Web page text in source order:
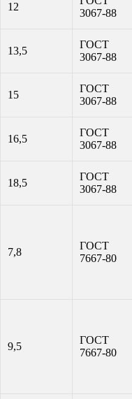
12
3067-88
13,5
ГОСТ
3067-88
15
ГОСТ
3067-88
16,5
ГОСТ
3067-88
18,5
ГОСТ
3067-88
7,8
ГОСТ
7667-80
9,5
ГОСТ
7667-80